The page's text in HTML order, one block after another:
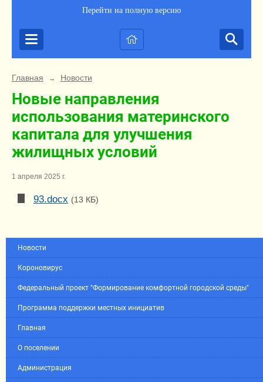
Перейти на полную версию
Главная → Новости
Новые направления
использования материнского
капитала для улучшения
жилищных условий
1 апреля 2025 г.
93.docx (13 КБ)
Новости
Короновирус
Федеральный проект "Формирование комфортной городской среды"
Программа поддержки местных инициатив
Главная
О поселении
Администрация